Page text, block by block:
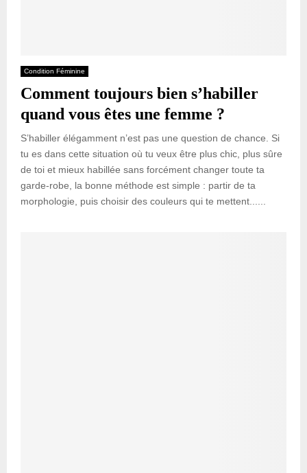
Condition Féminine
Comment toujours bien s’habiller
quand vous êtes une femme ?
S’habiller élégamment n’est pas une question de chance. Si
tu es dans cette situation où tu veux être plus chic, plus sûre
de toi et mieux habillée sans forcément changer toute ta
garde-robe, la bonne méthode est simple : partir de ta
morphologie, puis choisir des couleurs qui te mettent......